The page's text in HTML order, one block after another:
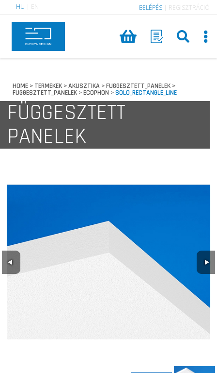
HU EN BELÉPÉS REGISZTRÁCIÓ
HOME > TERMEKEK >AKUSZTIKA >FUGGESZTETT_PANELEK >
FUGGESZTETT_PANELEK >ECOPHON >SOLO_RECTANGLE_LINE
FÜGGESZTETT
PANELEK